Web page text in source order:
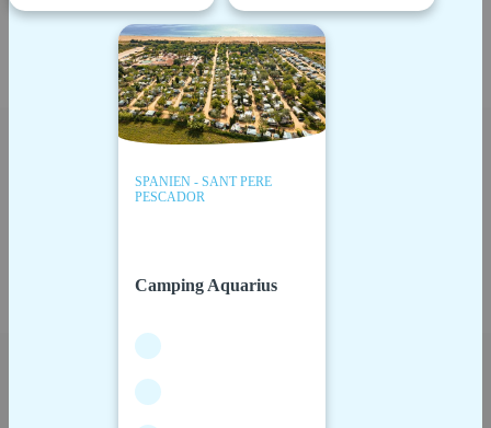
SPANIEN - SANT PERE
PESCADOR
Camping Aquarius